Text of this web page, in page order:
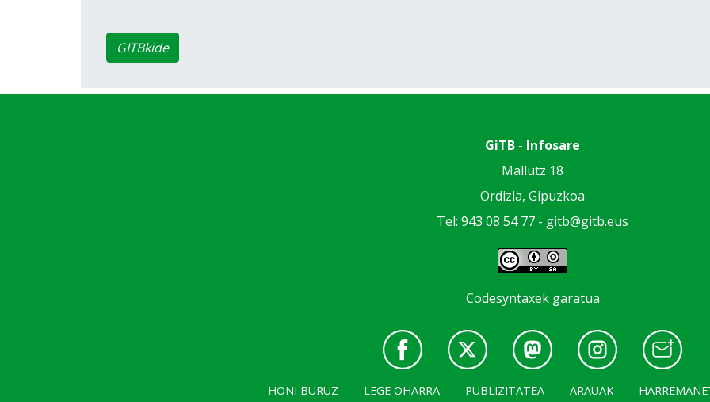
GITBkide
GiTB - Infosare
Mallutz 18
Ordizia, Gipuzkoa
Tel: 943 08 54 77 - gitb@gitb.eus
Codesyntaxek garatua
HONI BURUZ LEGE OHARRA PUBLIZITATEA ARAUAK